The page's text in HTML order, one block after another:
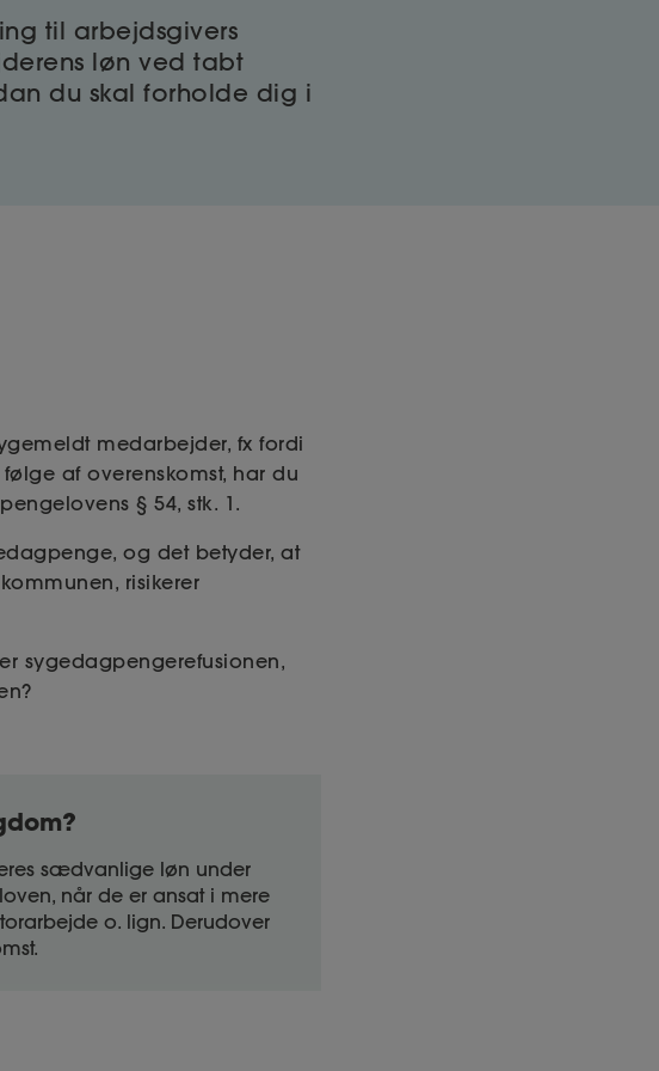
til arbejdsgivers
løn ved tabt
du skal forholde dig i
medarbejder, fx fordi
af overenskomst, har du
§ 54, stk. 1.
og det betyder, at
risikerer
sygedagpengerefusionen,
sædvanlige løn under
når de er ansat i mere
o. lign. Derudover